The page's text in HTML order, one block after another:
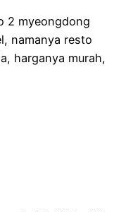
2 myeongdong
namanya resto
harganya murah,